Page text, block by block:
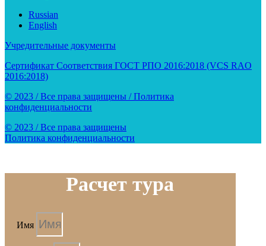
Russian
English
Учредительные документы
Сертификат Соответствия ГОСТ РПО 2016:2018 (VCS RAO
2016:2018)
© 2023 / Все права защищены / Политика
конфиденциальности
© 2023 / Все права защищены
Политика конфиденциальности
Расчет тура
Имя